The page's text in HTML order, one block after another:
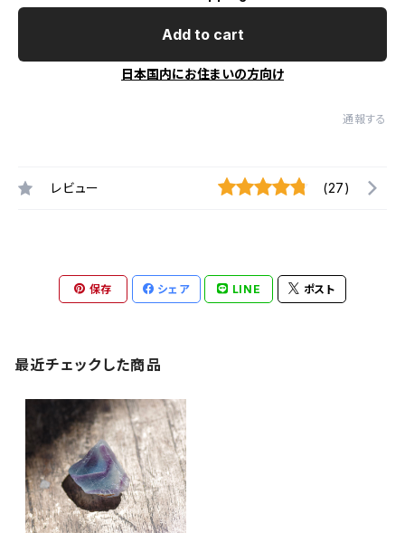
Add to cart
日本国内にお住まいの方向け
通報する
レビュー (27)
保存 シェア LINE ポスト
最近チェックした商品